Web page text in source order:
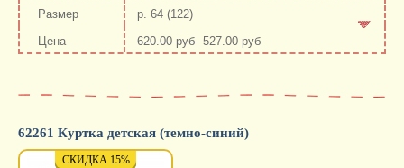
р. 64 (122)
620.00 руб 527.00 руб
62261 Куртка детская (темно-синий)
ХИТ
СКИДКА 15%